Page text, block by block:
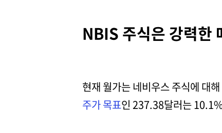
NBIS 주식은 강력한
현재 월가는 네비우스 주식에 대
주가 목표인 237.38달러는